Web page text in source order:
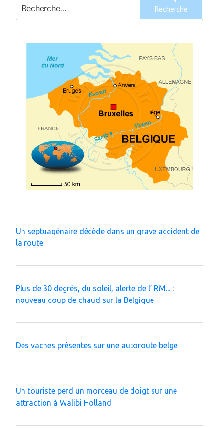
pour
:
Recherche
Un septuagénaire décède dans un grave accident de
la route
Plus de 30 degrés, du soleil, alerte de l’IRM... :
nouveau coup de chaud sur la Belgique
Des vaches présentes sur une autoroute belge
Un touriste perd un morceau de doigt sur une
attraction à Walibi Holland